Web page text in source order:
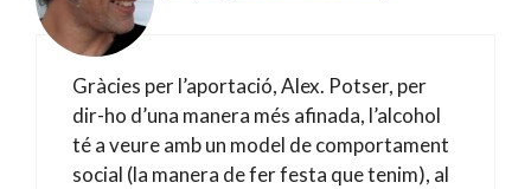
Gràcies per l’aportació, Alex. Potser, per
dir-ho d’una manera més afinada, l’alcohol
té a veure amb un model de comportament
social (la manera de fer festa que tenim), al